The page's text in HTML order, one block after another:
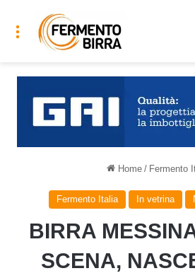
Menu
Home / Fermento
Fermento Italia In vetrina
BIRRA
SCENA,